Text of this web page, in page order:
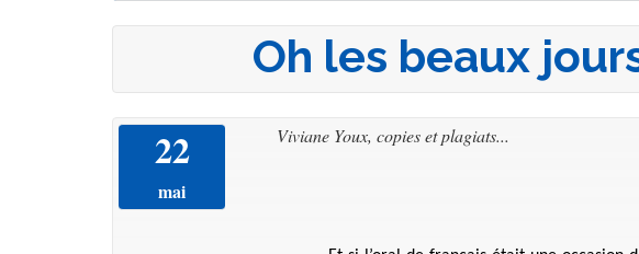
Oh les beaux
22
mai
Viviane Youx, copies et plagiats...